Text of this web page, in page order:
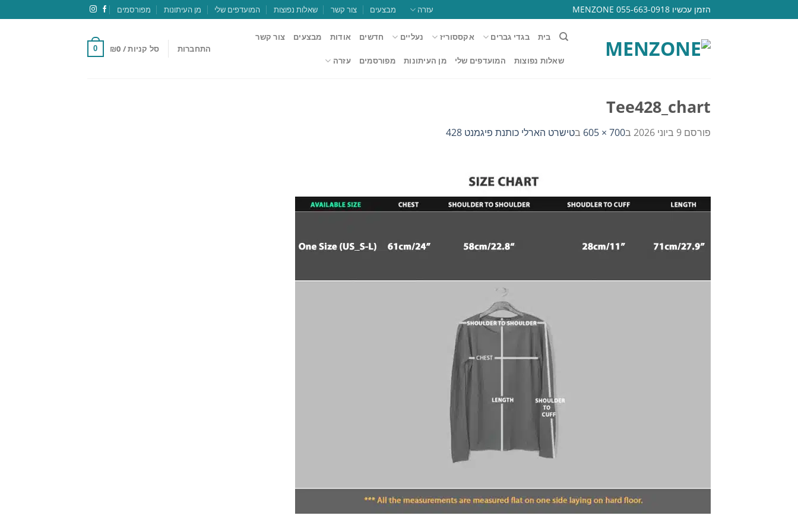
to
הזמן עכשיו 055-663-0918 MENZONE עזרה מבצעים צור קשר שאלות נפוצות המועדפים שלי מן העיתונות מפורסמים
בית בגדי גברים אקססוריז נעליים חדשים אודות מבצעים צור קשר
שאלות נפוצות המועדפים שלי מן העיתונות מפורסמים עזרה
התחברות סל קניות / ₪0
0
Tee428_chart
פורסם 9 ביוני 2026 ב700 × 605 בטישרט הארלי כותנת פיגמנט 428